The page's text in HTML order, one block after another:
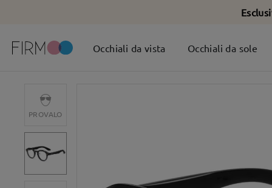
Occhiali da vista Occhiali da sole
PROVALO